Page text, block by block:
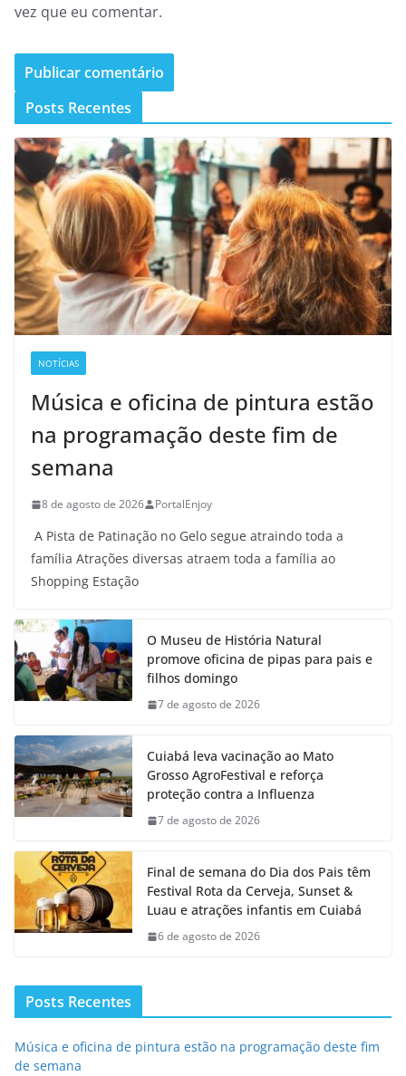
vez que eu comentar.
Posts Recentes
NOTÍCIAS
Música e oficina de pintura estão
na programação deste fim de
semana
8 de agosto de 2026 PortalEnjoy
A Pista de Patinação no Gelo segue atraindo toda a
família Atrações diversas atraem toda a família ao
Shopping Estação
O Museu de História Natural
promove oficina de pipas para pais e
filhos domingo
7 de agosto de 2026
Cuiabá leva vacinação ao Mato
Grosso AgroFestival e reforça
proteção contra a Influenza
7 de agosto de 2026
Final de semana do Dia dos Pais têm
Festival Rota da Cerveja, Sunset &
Luau e atrações infantis em Cuiabá
6 de agosto de 2026
Posts Recentes
Música e oficina de pintura estão na programação deste fim
de semana